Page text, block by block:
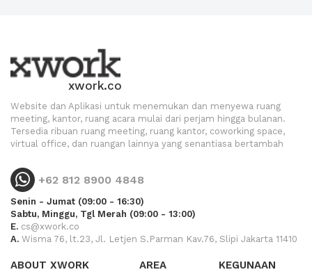
xwork.co
Website dan Aplikasi untuk menemukan dan menyewa ruang
meeting, kantor, ruang acara mulai dari perjam hingga bulanan.
Tersedia ribuan ruang meeting, ruang kantor, coworking space,
virtual office, dan ruangan lainnya yang senantiasa bertambah
+62 812 8900 4848
Senin - Jumat (09:00 - 16:30)
Sabtu, Minggu, Tgl Merah (09:00 - 13:00)
E. cs@xwork.co
A. Wisma 76, lt.23, Jl. Letjen S.Parman Kav.76, Slipi Jakarta 11410
ABOUT XWORK AREA KEGUNAAN